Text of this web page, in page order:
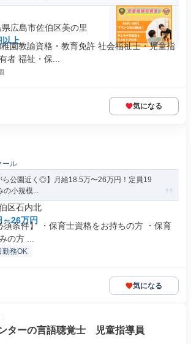
広島市佐伯区美の里
以上
園教諭資格・教育免許 社会福祉士・児童指
者 福祉・保...
気になる
ール
ら公園近く◎】月給18.5万〜26万円！定員19
の小規模...
区石内北
26万円
須条件】 ・保育士資格をお持ちの方 ・保育
の方 ...
勤務OK
気になる
ターの言語聴覚士 児童指導員